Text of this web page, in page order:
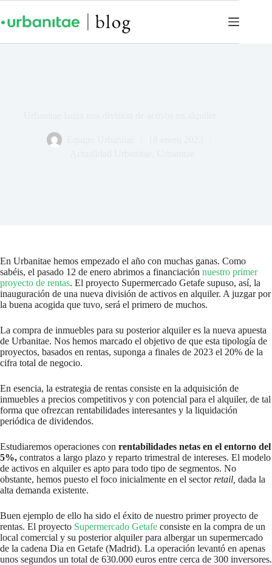
En Urbanitae hemos empezado el año con muchas ganas. Como
sabéis, el pasado 12 de enero abrimos a financiación nuestro primer
proyecto de rentas. El proyecto Supermercado Getafe supuso, así, la
inauguración de una nueva división de activos en alquiler. A juzgar por
la buena acogida que tuvo, será el primero de muchos.
La compra de inmuebles para su posterior alquiler es la nueva apuesta
de Urbanitae. Nos hemos marcado el objetivo de que esta tipología de
proyectos, basados en rentas, suponga a finales de 2023 el 20% de la
cifra total de negocio.
En esencia, la estrategia de rentas consiste en la adquisición de
inmuebles a precios competitivos y con potencial para el alquiler, de tal
forma que ofrezcan rentabilidades interesantes y la liquidación
periódica de dividendos.
Estudiaremos operaciones con rentabilidades netas en el entorno del
5%, contratos a largo plazo y reparto trimestral de intereses. El modelo
de activos en alquiler es apto para todo tipo de segmentos. No
obstante, hemos puesto el foco inicialmente en el sectorretail, dada la
alta demanda existente.
Buen ejemplo de ello ha sido el éxito de nuestro primer proyecto de
rentas. El proyecto Supermercado Getafe consiste en la compra de un
local comercial y su posterior alquiler para albergar un supermercado
de la cadena Dia en Getafe (Madrid). La operación levantó en apenas
unos segundos un total de 630.000 euros entre cerca de 300 inversores.